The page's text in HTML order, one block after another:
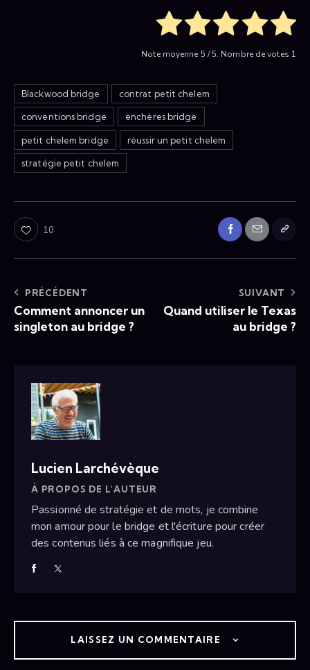
Note moyenne 5 / 5. Nombre de votes 1
Blackwood bridge contrat petit chelem
conventions bridge enchères bridge
petit chelem bridge réussir un petit chelem
stratégie petit chelem
10
PRÉCÉDENT
Comment annoncer un
singleton au bridge ?
SUIVANT
Quand utiliser le Texas
au bridge ?
Lucien Larchévèque
À PROPOS DE L'AUTEUR
Passionné de stratégie et de mots, je combine
mon amour pour le bridge et l'écriture pour créer
des contenus liés à ce magnifique jeu.
LAISSEZ UN COMMENTAIRE